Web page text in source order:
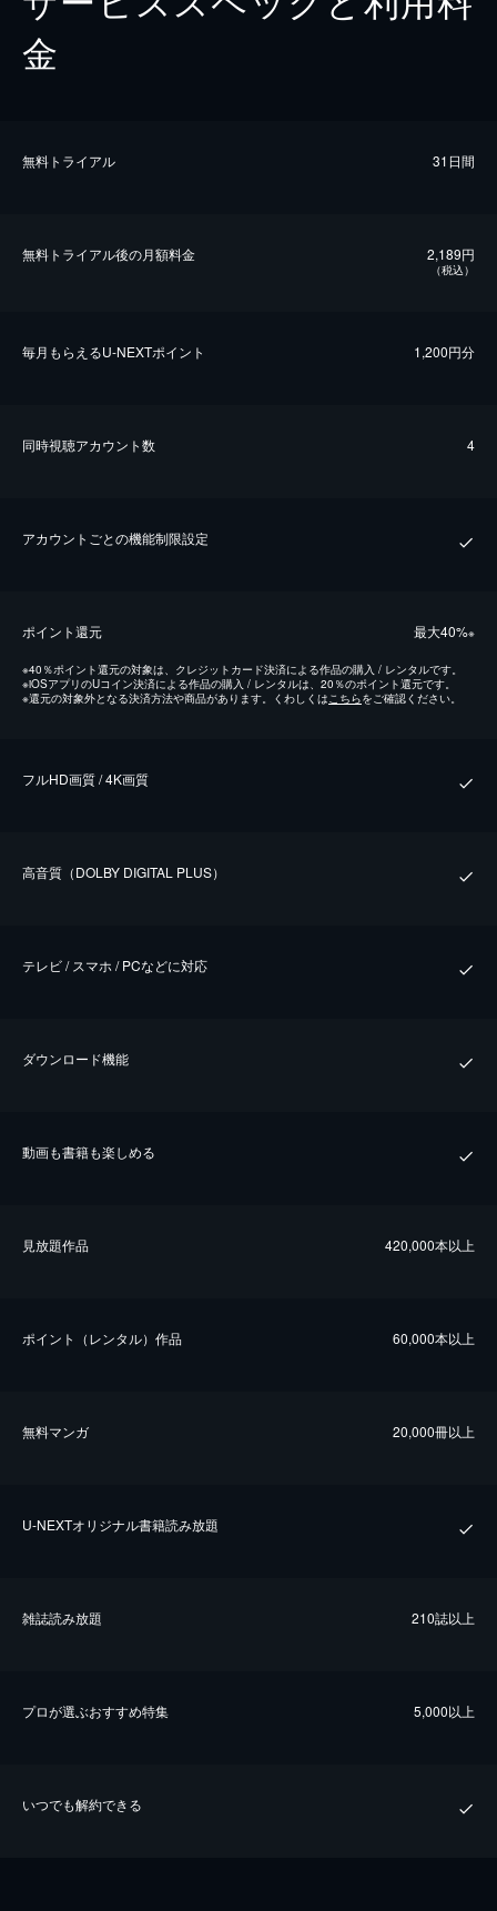
金
無料トライアル 31日間
無料トライアル後の⽉額料金 2,189円
（税込）
毎⽉もらえるU-NEXTポイント 1,200円分
同時視聴アカウント数 4
アカウントごとの機能制限設定
ポイント還元 最⼤40%※
※40％ポイント還元の対象は、クレジットカード決済による作品の購入 / レンタルです。
※iOSアプリのUコイン決済による作品の購入 / レンタルは、20％のポイント還元です。
※還元の対象外となる決済方法や商品があります。くわしくはこちらをご確認ください。
フルHD画質 / 4K画質
⾼⾳質（DOLBY DIGITAL PLUS）
テレビ / スマホ / PCなどに対応
ダウンロード機能
動画も書籍も楽しめる
⾒放題作品 420,000本以上
ポイント（レンタル）作品 60,000本以上
無料マンガ 20,000冊以上
U-NEXTオリジナル書籍読み放題
雑誌読み放題 210誌以上
プロが選ぶおすすめ特集 5,000以上
いつでも解約できる